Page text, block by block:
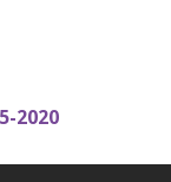
2020